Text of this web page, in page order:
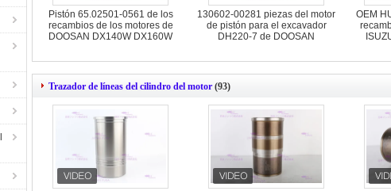
Pistón 65.02501-0561 de los
recambios de los motores de
DOOSAN DX140W DX160W
130602-00281 piezas del motor
de pistón para el excavador
DH220-7 de DOOSAN
OEM
Trazador de líneas del cilindro del motor (93)